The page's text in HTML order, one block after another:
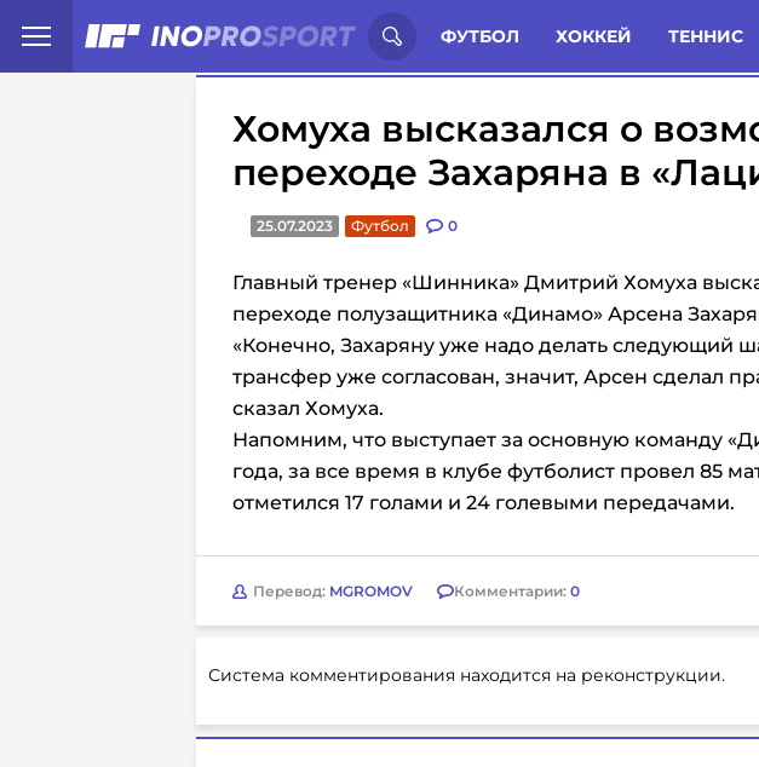
ФУТБОЛ ХОККЕЙ ТЕННИС
Иностранцы о спорте России: Статьи Комменты
Хомуха высказался о
переходе Захаряна в
25.07.2023 Футбол 0
Главный тренер «Шинника» Дмитрий Хомуха
переходе полузащитника «Динамо» Арсена
«Конечно, Захаряну уже надо делать следующий
трансфер уже согласован, значит, Арсен сделал
сказал Хомуха.
Напомним, что выступает за основную команду
года, за все время в клубе футболист провел 85
отметился 17 голами и 24 голевыми передачами.
Перевод: MGROMOV Комментарии: 0
Система комментирования находится на реконструкции.